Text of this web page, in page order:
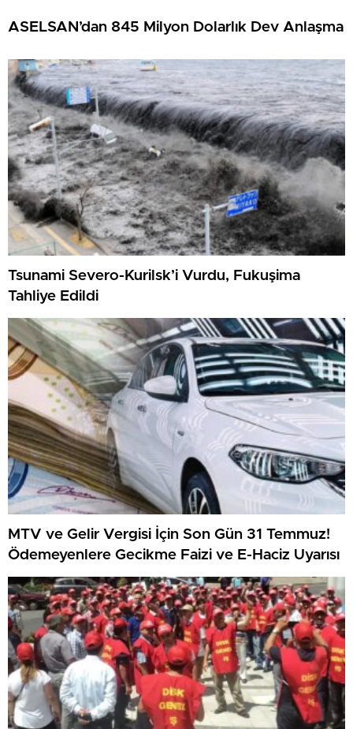
ASELSAN’dan 845 Milyon Dolarlık Dev Anlaşma
Tsunami Severo-Kurilsk’i Vurdu, Fukuşima
Tahliye Edildi
MTV ve Gelir Vergisi İçin Son Gün 31 Temmuz!
Ödemeyenlere Gecikme Faizi ve E-Haciz Uyarısı